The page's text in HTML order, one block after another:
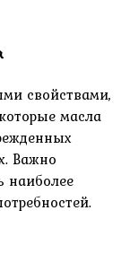
свойствами‚
масла
Важно
наиболее